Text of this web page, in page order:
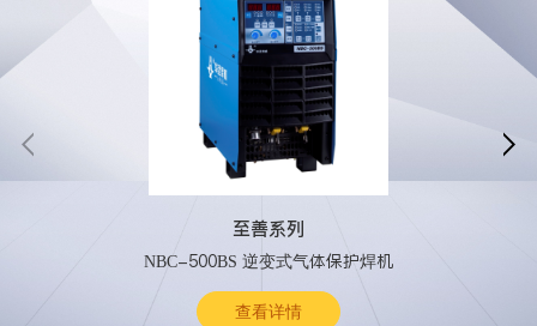
至善系列
NBC-500BS 逆变式气体保护焊机
查看详情
 